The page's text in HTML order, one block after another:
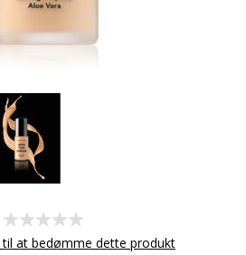
at bedømme dette produkt